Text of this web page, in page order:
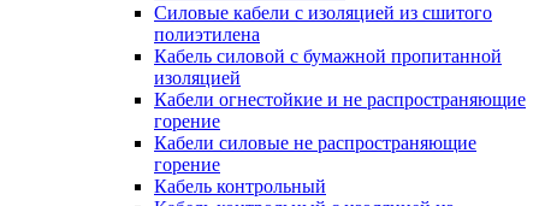
Силовые кабели с изоляцией из сшитого
полиэтилена
Кабель силовой с бумажной пропитанной
изоляцией
Кабели огнестойкие и не распространяющие
горение
Кабели силовые не распространяющие
горение
Кабель контрольный